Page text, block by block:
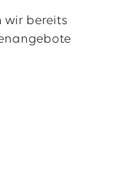
wir bereits